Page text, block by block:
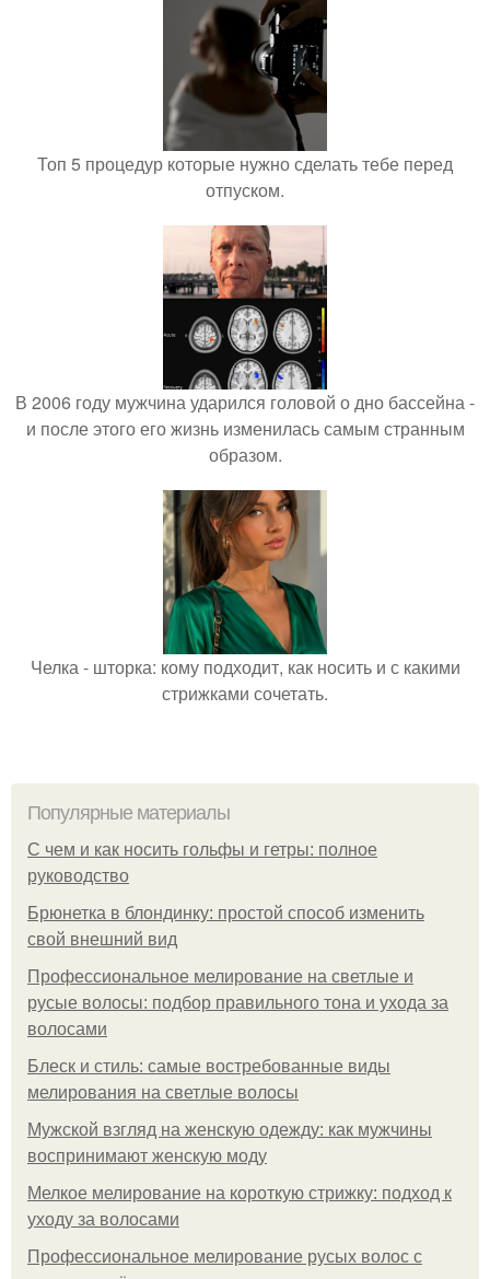
Топ 5 процедур которые нужно сделать тебе перед
отпуском.
В 2006 году мужчина ударился головой о дно бассейна -
и после этого его жизнь изменилась самым странным
образом.
Челка - шторка: кому подходит, как носить и с какими
стрижками сочетать.
Популярные материалы
С чем и как носить гольфы и гетры: полное
руководство
Брюнетка в блондинку: простой способ изменить
свой внешний вид
Профессиональное мелирование на светлые и
русые волосы: подбор правильного тона и ухода за
волосами
Блеск и стиль: самые востребованные виды
мелирования на светлые волосы
Мужской взгляд на женскую одежду: как мужчины
воспринимают женскую моду
Мелкое мелирование на короткую стрижку: подход к
уходу за волосами
Профессиональное мелирование русых волос с